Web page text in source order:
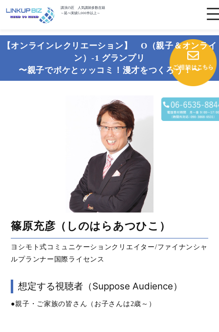
講演の匠 人気講師多数在籍
～延べ実績5,000件以上～
【オンラインレクリエーション】 O（親子＆オンライ
ン）-1 グランプリ
〜親子でボケとッッコミ！漫才をつくろう！〜
篠原充彦（しのはらあつひこ）
ヨシモト式コミュニケーションクリエイター/ファイナンシャ
ルプランナー国際ライセンス
想定する視聴者（Suppose Audience）
●親子・ご家族の皆さん（お子さんは2歳～）